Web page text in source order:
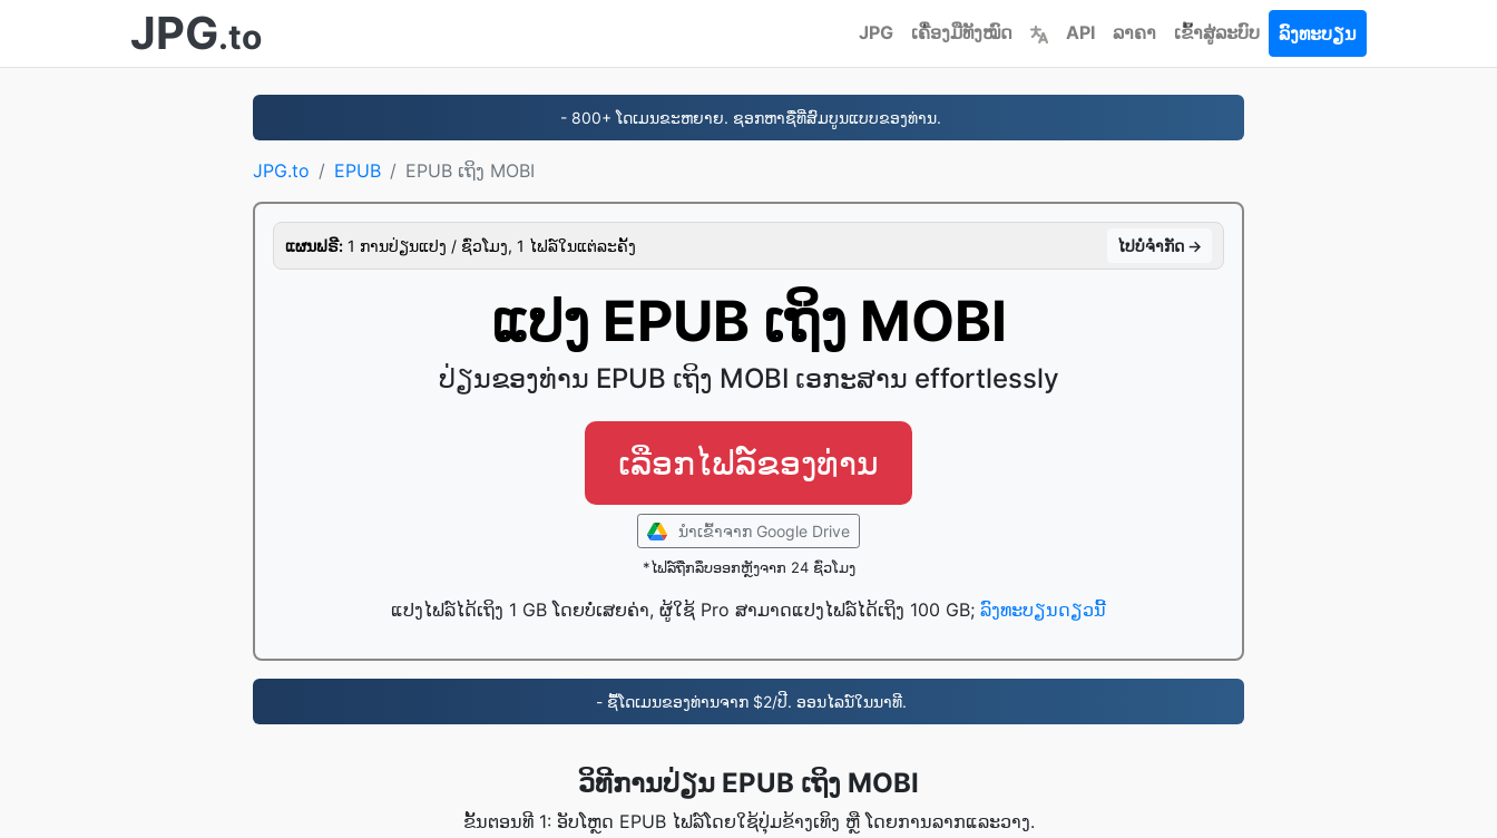
JPG.to JPG ເຄື່ອງມືທັງໝົດ API ລາຄາ ເຂົ້າ​ສູ່​ລະ​ບົບ ລົງທະບຽນ
- 800+ ໂດເມນຂະຫຍາຍ. ຊອກຫາຊື່ທີ່ສົມບູນແບບຂອງທ່ານ.
JPG.to EPUB EPUB ເຖິງ MOBI
ແຜນຟຣີ: 1 ການປ່ຽນແປງ / ຊົ່ວໂມງ, 1 ໄຟລ໌ໃນແຕ່ລະຄັ້ງ ໄປ​ບໍ່​ຈໍາກັດ →
ແປງ EPUB ເຖິງ MOBI
ປ່ຽນຂອງທ່ານ EPUB ເຖິງ MOBI ເອ​ກະ​ສານ effortlessly
ເລືອກໄຟລ໌ຂອງທ່ານ
ນໍາເຂົ້າ​ຈາກ Google Drive
*ໄຟລ໌ຖືກລຶບອອກຫຼັງຈາກ 24 ຊົ່ວໂມງ
ແປງໄຟລ໌ໄດ້ເຖິງ 1 GB ໂດຍບໍ່ເສຍຄ່າ, ຜູ້ໃຊ້ Pro ສາມາດແປງໄຟລ໌ໄດ້ເຖິງ 100 GB; ລົງທະບຽນດຽວນີ້
- ຊື້ໂດເມນຂອງທ່ານຈາກ $2/ປີ. ອອນໄລນ໌ໃນນາທີ.
ວິທີການປ່ຽນ EPUB ເຖິງ MOBI
ຂັ້ນຕອນທີ 1: ອັບໂຫຼດ EPUB ໄຟລ໌ໂດຍໃຊ້ປຸ່ມຂ້າງເທິງ ຫຼື ໂດຍການລາກແລະວາງ.